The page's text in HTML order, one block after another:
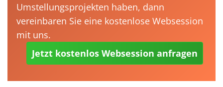
Umstellungsprojekten haben, dann
vereinbaren Sie eine kostenlose Websession
mit uns.
Jetzt kostenlos Websession anfragen